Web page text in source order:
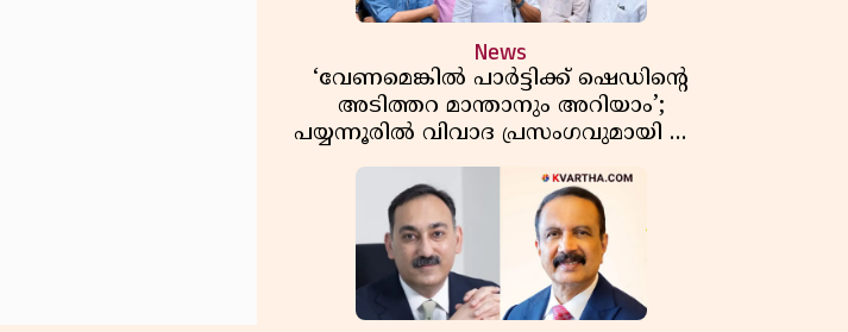
News
‘വേണമെങ്കിൽ പാർട്ടിക്ക് ഷെഡിൻ്റെ
അടിത്തറ മാന്താനും അറിയാം’;
പയ്യന്നൂരിൽ വിവാദ പ്രസംഗവുമായി കെ
കെ രാഗേഷ്